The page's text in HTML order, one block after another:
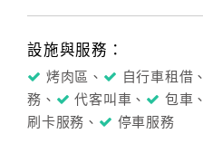
設施與服務：
烤肉區、 自行車租借、
務、
代客叫車、 包車、
刷卡服務、
停車服務